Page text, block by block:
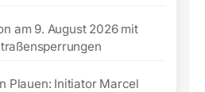
am 9. August 2026 mit
Plauen: Initiator Marcel